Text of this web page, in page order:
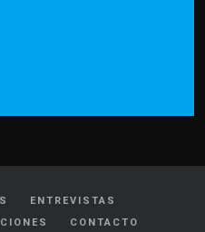
ENTREVISTAS
CONTACTO